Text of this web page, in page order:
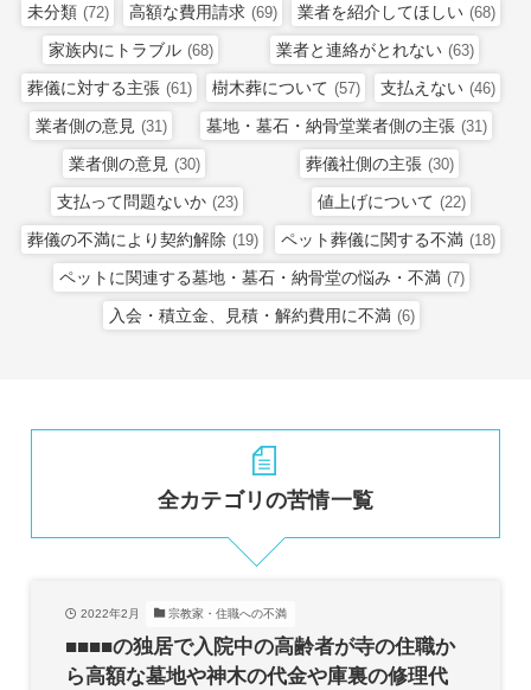
未分類 (72) 高額な費用請求 (69) 業者を紹介してほしい (68)
家族内にトラブル (68) 業者と連絡がとれない (63)
葬儀に対する主張 (61) 樹木葬について (57) 支払えない (46)
業者側の意見 (31) 墓地・墓石・納骨堂業者側の主張 (31)
業者側の意見 (30) 葬儀社側の主張 (30)
支払って問題ないか (23) 値上げについて (22)
葬儀の不満により契約解除 (19) ペット葬儀に関する不満 (18)
ペットに関連する墓地・墓石・納骨堂の悩み・不満 (7)
入会・積立金、見積・解約費用に不満 (6)
全カテゴリの苦情一覧
2022年2月 宗教家・住職への不満
■■■■の独居で入院中の高齢者が寺の住職か
ら高額な墓地や神木の代金や庫裏の修理代